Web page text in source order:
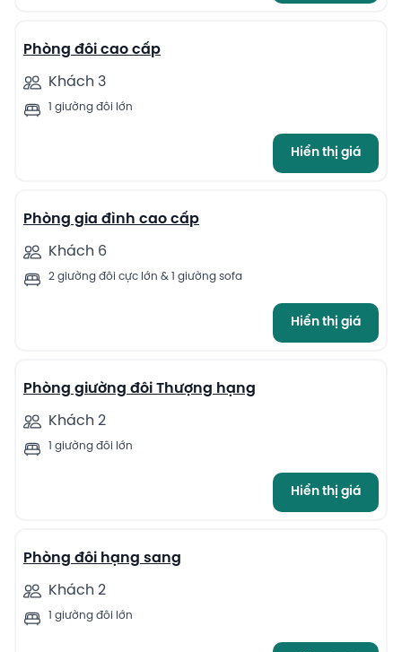
13
Phòng đôi cao cấp
Khách 3
1 giường đôi lớn
Hiển thị giá
12
Phòng gia đình cao cấp
Khách 6
2 giường đôi cực lớn & 1 giường sofa
Hiển thị giá
9
Phòng giường đôi Thượng hạng
Khách 2
1 giường đôi lớn
Hiển thị giá
5
Phòng đôi hạng sang
Khách 2
1 giường đôi lớn